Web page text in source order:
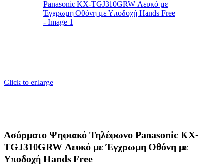
Click to enlarge
Ασύρματο Ψηφιακό Τηλέφωνο Panasonic KX-
TGJ310GRW Λευκό με Έγχρωμη Οθόνη με
Υποδοχή Hands Free